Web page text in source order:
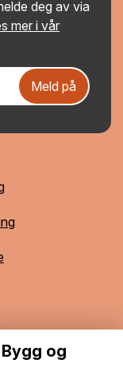
deg av via
mer i vår
Meld på
og